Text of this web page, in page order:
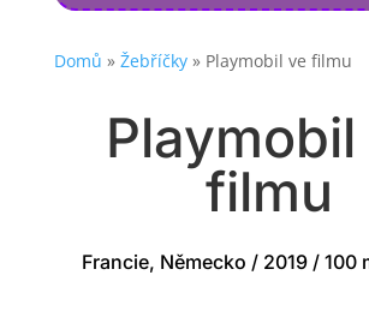
Domů » Žebříčky» Playmobil ve filmu
Playmobil
filmu
Francie, Německo / 2019 / 100